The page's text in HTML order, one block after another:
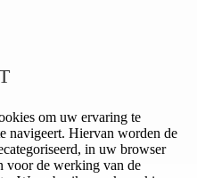
om uw ervaring te
navigeert. Hiervan worden de
in uw browser
voor de werking van de